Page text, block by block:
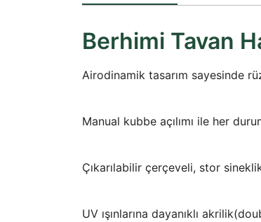
Berhimi Tavan
Airodinamik tasarım sayesinde
Manual kubbe açılımı ile her
Çıkarılabilir çerçeveli, stor
UV ışınlarına dayanıklı